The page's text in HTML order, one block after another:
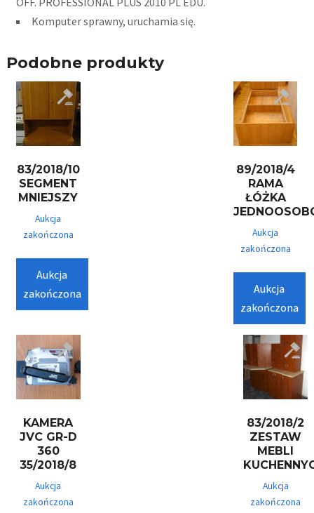
Komputer sprawny, uruchamia się.
Podobne produkty
83/2018/10
SEGMENT
MNIEJSZY
Aukcja
zakończona
Aukcja
zakończona
89/2018/4
RAMA
ŁÓŻKA
Aukcja
zakończona
Aukcja
zakończona
KAMERA
JVC GR-D
360
35/2018/8
Aukcja
zakończona
83/2018/2
ZESTAW
MEBLI
Aukcja
zakończona